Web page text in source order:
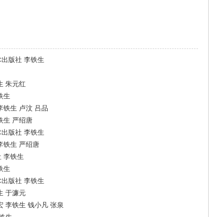
出版社 李铁生
朱元红
生
铁生 卢汶 吕品
生 严绍唐
版社 李铁生
铁生 严绍唐
李铁生
生
版社 李铁生
于濂元
李铁生 钱小凡 张泉